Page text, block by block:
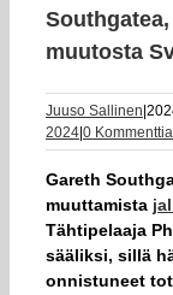
muutosta
Juuso Sallinen
2024 0 Kommenttia
Gareth
muuttamista
Tähtipelaaja
sääliksi, sillä
onnistuneet